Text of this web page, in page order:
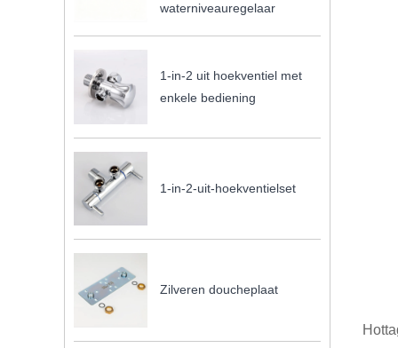
waterniveauregelaar
1-in-2 uit hoekventiel met
enkele bediening
1-in-2-uit-hoekventielset
Zilveren doucheplaat